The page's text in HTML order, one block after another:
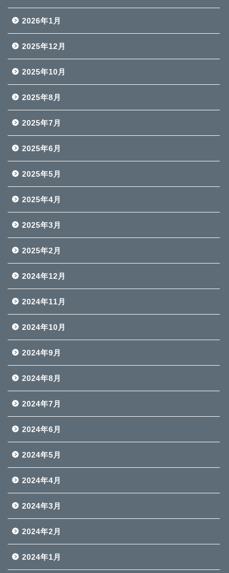
2026年1月
2025年12月
2025年10月
2025年8月
2025年7月
2025年6月
2025年5月
2025年4月
2025年3月
2025年2月
2024年12月
2024年11月
2024年10月
2024年9月
2024年8月
2024年7月
2024年6月
2024年5月
2024年4月
2024年3月
2024年2月
2024年1月